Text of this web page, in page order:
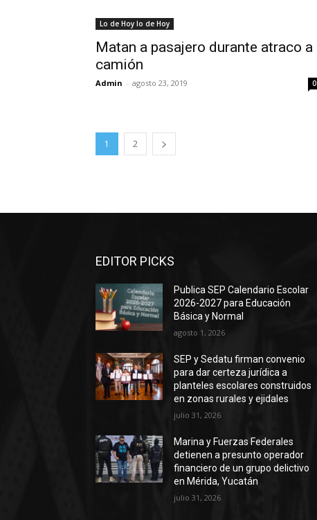
Lo de Hoy lo de Hoy
Matan a pasajero durante atraco a
camión
Admin - agosto 23, 2019 0
1 2
EDITOR PICKS
Publica SEP Calendario Escolar
2026-2027 para Educación
Básica y Normal
agosto 1, 2026
SEP y Sedatu firman convenio
para dar certeza jurídica a
planteles escolares construidos
en zonas rurales y ejidales
julio 31, 2026
Marina y Fuerzas Federales
detienen a presunto operador
financiero de un grupo delictivo
en Mérida, Yucatán
julio 31, 2026